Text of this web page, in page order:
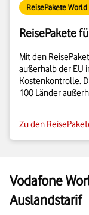
ReisePakete
ReisePakete
Mit den
außerhalb der EU
Kostenkontrolle.
100 Länder
Zu den
Vodafone
Auslandstarif